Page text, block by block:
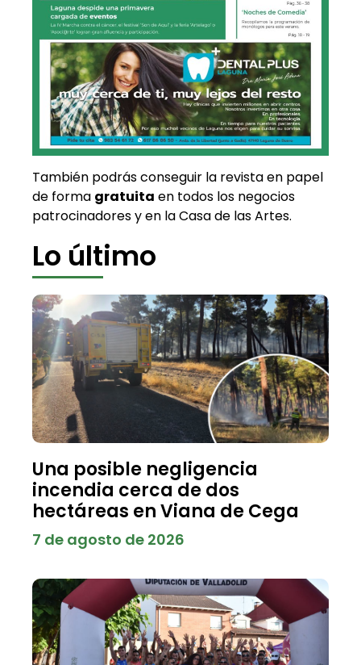
También podrás conseguir la revista en papel
de forma gratuita en todos los negocios
patrocinadores y en la Casa de las Artes.
Lo último
Una posible negligencia
incendia cerca de dos
hectáreas en Viana de Cega
7 de agosto de 2026